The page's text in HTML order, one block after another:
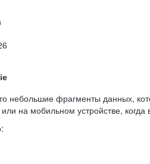
небольшие фрагменты данных,
на мобильном устройстве,